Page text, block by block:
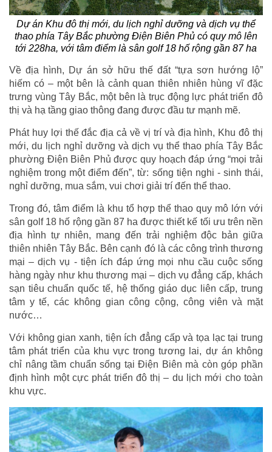
Dự án Khu đô thị mới, du lịch nghỉ dưỡng và dịch vụ thể
thao phía Tây Bắc phường Điện Biên Phủ có quy mô lên
tới 228ha, với tâm điểm là sân golf 18 hố rộng gần 87 ha
Về địa hình, Dự án sở hữu thế đất “tựa sơn hướng lộ”
hiếm có – một bên là cảnh quan thiên nhiên hùng vĩ đặc
trưng vùng Tây Bắc, một bên là trục động lực phát triển đô
thị và hạ tầng giao thông đang được đầu tư mạnh mẽ.
Phát huy lợi thế đắc địa cả về vị trí và địa hình, Khu đô thị
mới, du lịch nghỉ dưỡng và dịch vụ thể thao phía Tây Bắc
phường Điện Biên Phủ được quy hoạch đáp ứng “mọi trải
nghiệm trong một điểm đến”, từ: sống tiện nghi - sinh thái,
nghỉ dưỡng, mua sắm, vui chơi giải trí đến thể thao.
Trong đó, tâm điểm là khu tổ hợp thể thao quy mô lớn với
sân golf 18 hố rộng gần 87 ha được thiết kế tối ưu trên nền
địa hình tự nhiên, mang đến trải nghiệm độc bản giữa
thiên nhiên Tây Bắc. Bên cạnh đó là các công trình thương
mại – dịch vụ - tiện ích đáp ứng mọi nhu cầu cuộc sống
hàng ngày như khu thương mại – dịch vụ đẳng cấp, khách
sạn tiêu chuẩn quốc tế, hệ thống giáo dục liên cấp, trung
tâm y tế, các không gian công cộng, công viên và mặt
nước…
Với không gian xanh, tiện ích đẳng cấp và tọa lạc tại trung
tâm phát triển của khu vực trong tương lai, dự án không
chỉ nâng tầm chuẩn sống tại Điện Biên mà còn góp phần
định hình một cực phát triển đô thị – du lịch mới cho toàn
khu vực.